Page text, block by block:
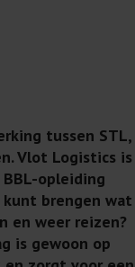
tussen STL,
Vlot Logistics is
opleiding
brengen wat
en weer reizen?
is gewoon op